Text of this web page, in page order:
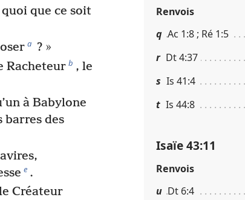
que ce soit
a ? »
Racheteur b , le
à Babylone
des
e .
Créateur
Renvois
q Ac 1​:​8 ; Ré 1​:​5
r Dt 4​:​37
s Is 41​:​4
t Is 44​:​8
Isaïe 43​:​11
Renvois
u Dt 6​:​4